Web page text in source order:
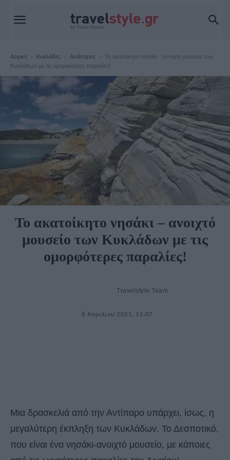
Αρχική Κυκλάδες Αντίπαρος
Το ακατοίκητο νησάκι - ανοιχτό μουσείο των
Κυκλάδων με τις ομορφότερες παραλίες!
Αντίπαρος
Το ακατοίκητο νησάκι – ανοιχτό
μουσείο των Κυκλάδων με τις
ομορφότερες παραλίες!
Travelstyle Team
8 Απριλίου 2021, 15:07
Μια δρασκελιά από την Αντίπαρο υπάρχει, ίσως, η
μεγαλύτερη έκπληξη των Κυκλάδων. Το Δεσποτικό,
που είναι ένα νησάκι-ανοιχτό μουσείο, με κάποιες